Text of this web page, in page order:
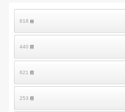
618
440
621
253